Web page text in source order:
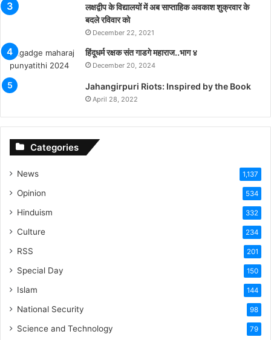
लक्षद्वीप के विद्यालयों में अब साप्ताहिक अवकाश शुक्रवार के
बदले रविवार को
December 22, 2021
हिंदूधर्म रक्षक संत गाडगे महाराज..भाग ४
December 20, 2024
Jahangirpuri Riots: Inspired by the Book
April 28, 2022
Categories
News 1,137
Opinion 534
Hinduism 332
Culture 234
RSS 201
Special Day 150
Islam 144
National Security 98
Science and Technology 79